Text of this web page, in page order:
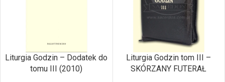
Liturgia Godzin – Dodatek do
tomu III (2010)
Liturgia Godzin tom III –
SKÓRZANY FUTERAŁ